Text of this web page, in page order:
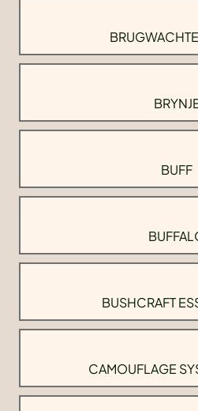
BUFF
BUSHCRAFT
CAMOUFLAGE